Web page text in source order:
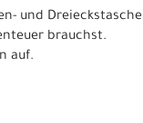
und Dreieckstasche
brauchst.
auf.